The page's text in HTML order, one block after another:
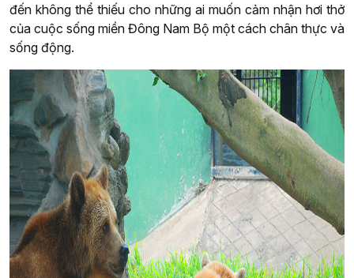
đến không thể thiếu cho những ai muốn cảm nhận hơi thở
của cuộc sống miền Đông Nam Bộ một cách chân thực và
sống động.